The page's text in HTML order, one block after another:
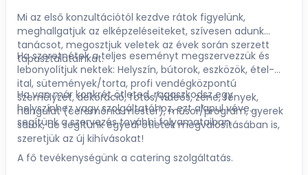
Mi az első konzultációtól kezdve rátok figyelünk,
meghallgatjuk az elképzeléseiteket, szívesen adunk
tanácsot, megosztjuk veletek az évek során szerzett
tapasztalatainkat.
Ha szeretnétek a teljes eseményt megszervezzük és
lebonyolítjuk nektek: Helyszín, bútorok, eszközök, étel-
ital, sütemények/torta, profi vendégközpontú
személyzet, dekoráció, fotós/videós, zene, fények,
hangulat (ceremónia mester), műsor/program, gyerek
sarok, de segítünk egyedi ötletek megvalósításában is,
szeretjük az új kihívásokat!
Ha van már konkrét ötleted, ragaszkodsz egy
helyszínhez vagy szolgáltatóhoz, ezt alapul véve
segítünk a szervezés további folyamataiban.
A fő tevékenységünk a catering szolgáltatás.